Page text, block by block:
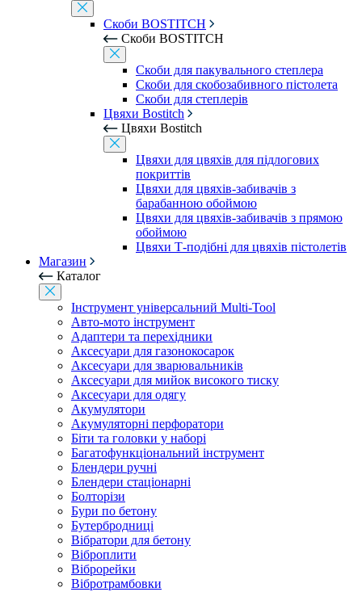
Скоби BOSTITCH
Скоби BOSTITCH
Скоби для пакувального степлера
Скоби для скобозабивного пістолета
Скоби для степлерів
Цвяхи Bostitch
Цвяхи Bostitch
Цвяхи для цвяхів для підлогових
покриттів
Цвяхи для цвяхів-забивачів з
барабанною обоймою
Цвяхи для цвяхів-забивачів з прямою
обоймою
Цвяхи Т-подібні для цвяхів пістолетів
Магазин
Каталог
Інструмент універсальний Multi-Tool
Авто-мото інструмент
Адаптери та перехідники
Аксесуари для газонокосарок
Аксесуари для зварювальників
Аксесуари для мийок високого тиску
Аксесуари для одягу
Акумулятори
Акумуляторні перфоратори
Біти та головки у наборі
Багатофункціональний інструмент
Блендери ручні
Блендери стаціонарні
Болторізи
Бури по бетону
Бутербродниці
Вібратори для бетону
Віброплити
Віброрейки
Вібротрамбовки